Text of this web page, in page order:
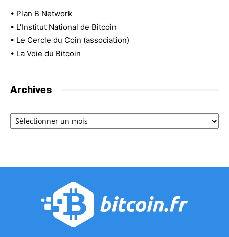
• Plan B Network
• L'Institut National de Bitcoin
• Le Cercle du Coin (association)
• La Voie du Bitcoin
Archives
Archives